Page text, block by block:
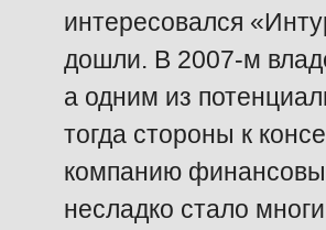
интересовался
дошли. В 2007-м
а одним из
тогда стороны к
компанию
несладко стало